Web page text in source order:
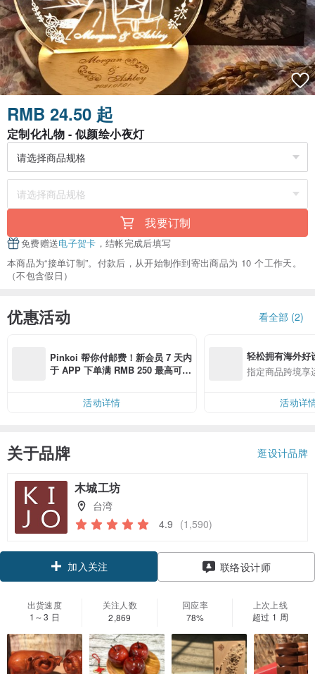
RMB 24.50 起
定制化礼物 - 似颜绘小夜灯
我要订制
免费赠送电子贺卡 ，结帐完成后填写
本商品为“接单订制”。付款后，从开始制作到寄出商品为 10 个工作天。
（不包含假日）
优惠活动 看全部 (2)
Pinkoi 帮你付邮费！新会员 7 天内
于 APP 下单满 RMB 250 最高可折
活动详情
轻松拥有海外好
指定商品跨境享
活动详
关于品牌 逛设计品牌
木城工坊
台湾
4.9 (1,590)
加入关注 联络设计师
出货速度
1～3 日
关注人数
2,869
回应率
78%
上次上线
超过 1 周